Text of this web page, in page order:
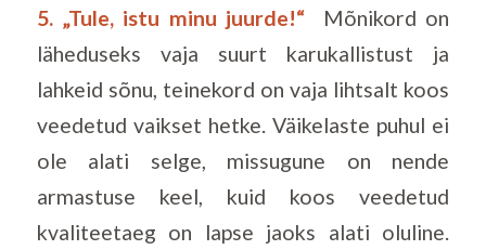
5. „Tule, istu minu juurde!“ Mõnikord on
läheduseks vaja suurt karukallistust ja
lahkeid sõnu, teinekord on vaja lihtsalt koos
veedetud vaikset hetke. Väikelaste puhul ei
ole alati selge, missugune on nende
armastuse keel, kuid koos veedetud
kvaliteetaeg on lapse jaoks alati oluline.